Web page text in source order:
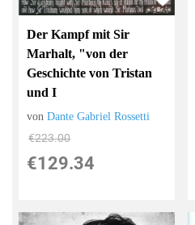
Der Kampf mit Sir
Marhalt, "von der
Geschichte von Tristan
und I
vonDante Gabriel Rossetti
€223.00
€129.34